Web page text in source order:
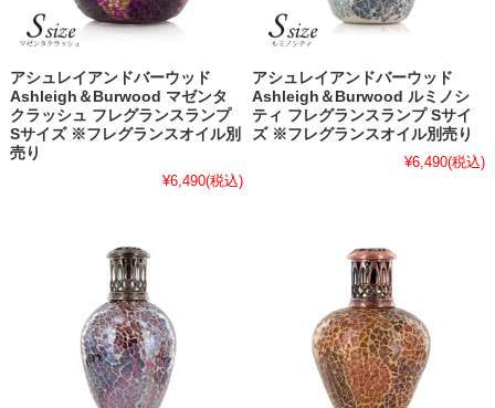
アシュレイアンドバーウッド
Ashleigh＆Burwood マゼンタ
クラッシュ フレグランスランプ
Sサイズ ※フレグランスオイル別
売り
¥6,490(税込)
アシュレイアンドバーウッド
Ashleigh＆Burwood ルミノシ
ティ フレグランスランプ Sサイ
ズ ※フレグランスオイル別売り
¥6,490(税込)